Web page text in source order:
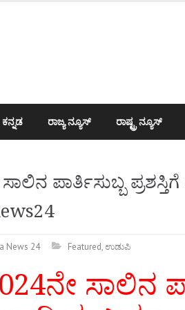
ರಾಜ್ಯ ನ್ಯೂಸ್ ರಾಷ್ಟ್ರ ನ್ಯೂಸ್
ಪಾರ್ತಿಸುಬ್ಬ
News 24 Featured,ಉಡುಪಿ
ಸಾಲಿನ